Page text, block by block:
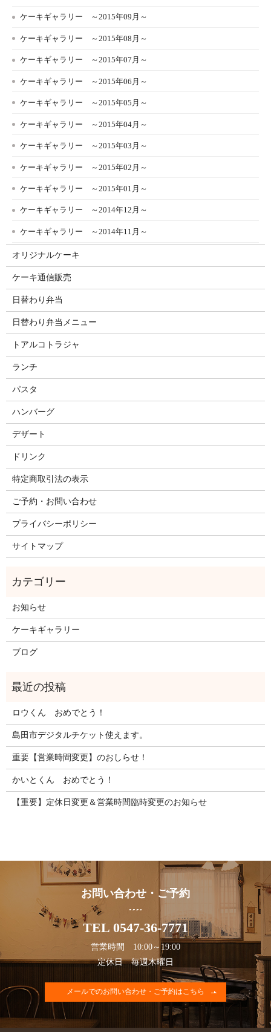
ケーキギャラリー ～2015年09月～
ケーキギャラリー ～2015年08月～
ケーキギャラリー ～2015年07月～
ケーキギャラリー ～2015年06月～
ケーキギャラリー ～2015年05月～
ケーキギャラリー ～2015年04月～
ケーキギャラリー ～2015年03月～
ケーキギャラリー ～2015年02月～
ケーキギャラリー ～2015年01月～
ケーキギャラリー ～2014年12月～
ケーキギャラリー ～2014年11月～
オリジナルケーキ
ケーキ通信販売
日替わり弁当
日替わり弁当メニュー
トアルコトラジャ
ランチ
パスタ
ハンバーグ
デザート
ドリンク
特定商取引法の表示
ご予約・お問い合わせ
プライバシーポリシー
サイトマップ
お知らせ
ケーキギャラリー
ブログ
ロウくん おめでとう！
島田市デジタルチケット使えます。
重要【営業時間変更】のおしらせ！
かいとくん おめでとう！
【重要】定休日変更＆営業時間臨時変更のお知らせ
お問い合わせ・ご予約
TEL 0547-36-7771
営業時間 10:00～19:00
定休日 毎週木曜日
メールでのお問い合わせ・ご予約はこちら